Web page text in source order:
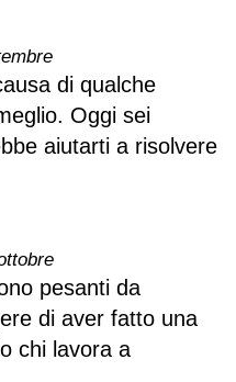
di qualche
Oggi sei
aiutarti a risolvere
pesanti da
di aver fatto una
chi lavora a